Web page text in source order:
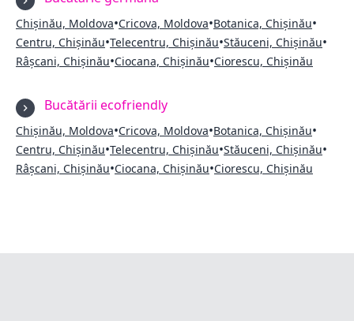
Chișinău, Moldova•Cricova, Moldova•Botanica, Chișinău•
Centru, Chișinău•Telecentru, Chișinău•Stăuceni, Chișinău•
Râșcani, Chișinău•Ciocana, Chișinău•Ciorescu, Chișinău
Bucătării ecofriendly
Chișinău, Moldova•Cricova, Moldova•Botanica, Chișinău•
Centru, Chișinău•Telecentru, Chișinău•Stăuceni, Chișinău•
Râșcani, Chișinău•Ciocana, Chișinău•Ciorescu, Chișinău